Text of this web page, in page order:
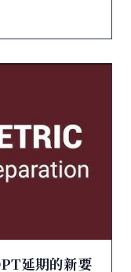
延期的新要